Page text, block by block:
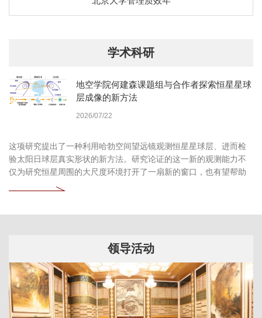
学术科研
地空学院何建森课题组与合作者探索恒星星球
层成像的新方法
2026/07/22
这项研究提出了一种利用哈勃空间望远镜观测恒星星球层、进而检
验太阳日球层真实形状的新方法。研究论证的这一新的观测能力不
仅为研究恒星周围的大尺度环境打开了一扇新的窗口，也有望帮助
我们更加深入地认识自身所处的太阳系环境。
领导活动